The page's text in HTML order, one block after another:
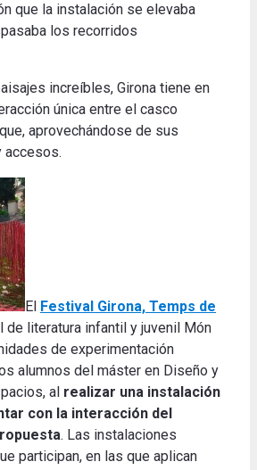
que la instalación se elevaba
los recorridos
increíbles, Girona tiene en
única entre el casco
aprovechándose de sus
El Festival Girona, Temps de
de literatura infantil y juvenil Món
de experimentación
alumnos del máster en Diseño y
al realizar una instalación
con la interacción del
. Las instalaciones
participan, en las que aplican